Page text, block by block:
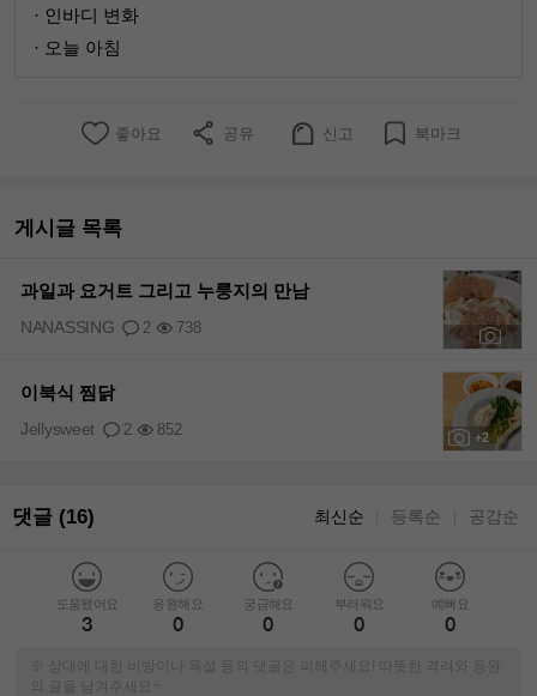
· 인바디 변화
· 오늘 아침
좋아요 공유 신고 북마크
게시글 목록
과일과 요거트 그리고 누룽지의 만남
2 738
NANASSING
+2
이북식 찜닭
2 852
Jellysweet
댓글 (16) 최신순 등록순 공감순
도움됐어요
3
응원해요
0
궁금해요
0
부러워요
0
예뻐요
0
※ 상대에 대한 비방이나 욕설 등의 댓글은 피해주세요! 따뜻한 격려와 응원
의 글을 남겨주세요~